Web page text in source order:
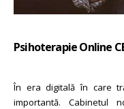
Psihoterapie Online
În era digitală în care
importantă. Cabinetul